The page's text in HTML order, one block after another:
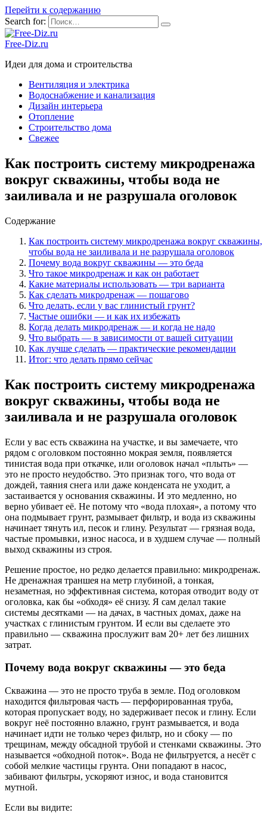
Перейти к содержанию
Search for:
Free-Diz.ru
Идеи для дома и строительства
Вентиляция и электрика
Водоснабжение и канализация
Дизайн интерьера
Отопление
Строительство дома
Свежее
Как построить систему микродренажа
вокруг скважины, чтобы вода не
заиливала и не разрушала оголовок
Содержание
Как построить систему микродренажа вокруг скважины,
чтобы вода не заиливала и не разрушала оголовок
Почему вода вокруг скважины — это беда
Что такое микродренаж и как он работает
Какие материалы использовать — три варианта
Как сделать микродренаж — пошагово
Что делать, если у вас глинистый грунт?
Частые ошибки — и как их избежать
Когда делать микродренаж — и когда не надо
Что выбрать — в зависимости от вашей ситуации
Как лучше сделать — практические рекомендации
Итог: что делать прямо сейчас
Как построить систему микродренажа
вокруг скважины, чтобы вода не
заиливала и не разрушала оголовок
Если у вас есть скважина на участке, и вы замечаете, что
рядом с оголовком постоянно мокрая земля, появляется
тинистая вода при откачке, или оголовок начал «плыть» —
это не просто неудобство. Это признак того, что вода от
дождей, таяния снега или даже конденсата не уходит, а
застаивается у основания скважины. И это медленно, но
верно убивает её. Не потому что «вода плохая», а потому что
она подмывает грунт, размывает фильтр, и вода из скважины
начинает тянуть ил, песок и глину. Результат — грязная вода,
частые промывки, износ насоса, и в худшем случае — полный
выход скважины из строя.
Решение простое, но редко делается правильно: микродренаж.
Не дренажная траншея на метр глубиной, а тонкая,
незаметная, но эффективная система, которая отводит воду от
оголовка, как бы «обходя» её снизу. Я сам делал такие
системы десятками — на дачах, в частных домах, даже на
участках с глинистым грунтом. И если вы сделаете это
правильно — скважина прослужит вам 20+ лет без лишних
затрат.
Почему вода вокруг скважины — это беда
Скважина — это не просто труба в земле. Под оголовком
находится фильтровая часть — перфорированная труба,
которая пропускает воду, но задерживает песок и глину. Если
вокруг неё постоянно влажно, грунт размывается, и вода
начинает идти не только через фильтр, но и сбоку — по
трещинам, между обсадной трубой и стенками скважины. Это
называется «обходной поток». Вода не фильтруется, а несёт с
собой мелкие частицы грунта. Они попадают в насос,
забивают фильтры, ускоряют износ, и вода становится
мутной.
Если вы видите: